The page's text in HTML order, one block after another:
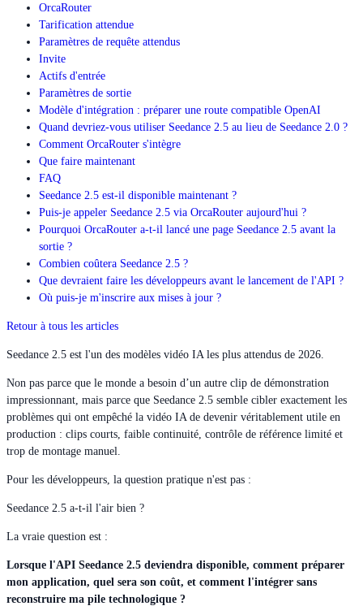
OrcaRouter
Tarification attendue
Paramètres de requête attendus
Invite
Actifs d'entrée
Paramètres de sortie
Modèle d'intégration : préparer une route compatible OpenAI
Quand devriez-vous utiliser Seedance 2.5 au lieu de Seedance 2.0 ?
Comment OrcaRouter s'intègre
Que faire maintenant
FAQ
Seedance 2.5 est-il disponible maintenant ?
Puis-je appeler Seedance 2.5 via OrcaRouter aujourd'hui ?
Pourquoi OrcaRouter a-t-il lancé une page Seedance 2.5 avant la
sortie ?
Combien coûtera Seedance 2.5 ?
Que devraient faire les développeurs avant le lancement de l'API ?
Où puis-je m'inscrire aux mises à jour ?
Retour à tous les articles
Seedance 2.5 est l'un des modèles vidéo IA les plus attendus de 2026.
Non pas parce que le monde a besoin d’un autre clip de démonstration
impressionnant, mais parce que Seedance 2.5 semble cibler exactement les
problèmes qui ont empêché la vidéo IA de devenir véritablement utile en
production : clips courts, faible continuité, contrôle de référence limité et
trop de montage manuel.
Pour les développeurs, la question pratique n'est pas :
Seedance 2.5 a-t-il l'air bien ?
La vraie question est :
Lorsque l'API Seedance 2.5 deviendra disponible, comment préparer
mon application, quel sera son coût, et comment l'intégrer sans
reconstruire ma pile technologique ?